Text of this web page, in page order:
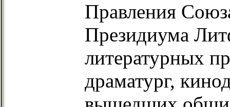
Правления
Президиума
литературных
драматург,